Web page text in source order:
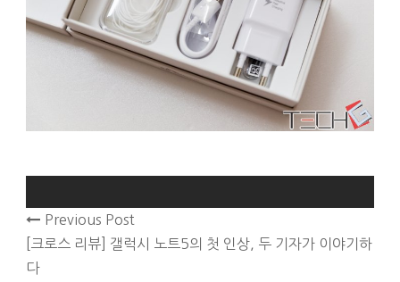
Previous Post
[크로스 리뷰] 갤럭시 노트5의 첫 인상, 두 기자가 이야기하
다